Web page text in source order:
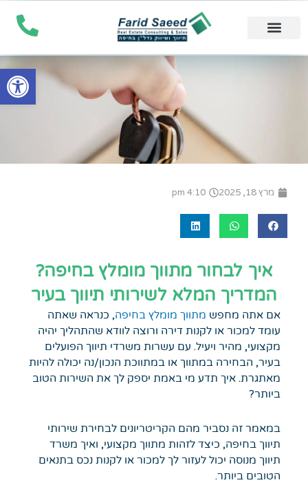
מרץ 18, 2025 4:10 pm
איך לבחור מתווך מומלץ בחיפה?
המדריך המלא לשירותי תיווך בעיר
אם אתה מחפש מתווך מומלץ בחיפה, כנראה שאתה
עומד למכור או לקנות דירה ורוצה לוודא שהתהליך יהיה
מקצועי, מהיר ויעיל. עם עשרות משרדי תיווך הפועלים
בעיר, הבחירה במתווך או במתווכת הנכון/נה יכולה להיות
מאתגרת. איך תדע מי באמת יספק לך את השירות הטוב
ביותר?
במאמר זה נסביר מהם הקריטריונים לבחירת שירותי
תיווך בחיפה, כיצד לזהות מתווך מקצועי, ואיך משרד
תיווך מנוסה יכול לעזור לך למכור או לקנות נכס בתנאים
הטובים ביותר.
פתח